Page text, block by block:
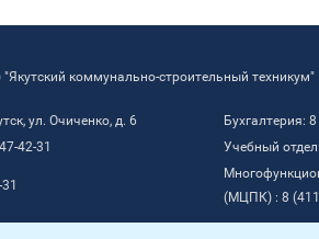
коммунально-строительный техникум"
ул. Очиченко, д. 6
Бухгалтерия:
42-31
Учебный
(МЦПК) : 8